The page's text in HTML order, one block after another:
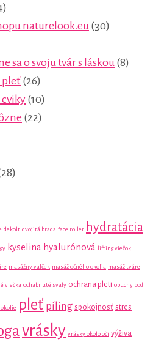
naturelook.eu (30)
sa o svoju tvár s láskou (8)
pleť(26)
cviky (10)
(22)
dekolt dvojitá brada face roller hydratácia
kyselina hyalurónová lifting viečok
masážny valček masáž očného okolia masáž tváre
viečka ochabnuté svaly ochrana pleti opuchy pod
pleť píling spokojnosť stres
vrásky vrásky okolo očí výživa